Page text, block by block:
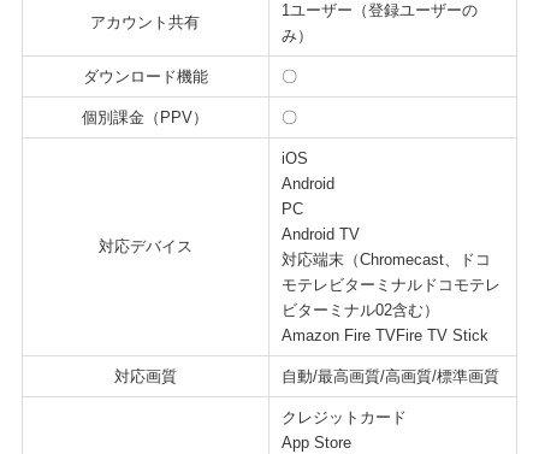
アカウント共有
1ユーザー（登録ユーザーの
み）
ダウンロード機能 〇
個別課金（PPV） 〇
対応デバイス
iOS
Android
PC
Android TV
対応端末（Chromecast、ドコ
モテレビターミナルドコモテレ
ビターミナル02含む）
Amazon Fire TVFire TV Stick
対応画質 自動/最高画質/高画質/標準画質
クレジットカード
App Store